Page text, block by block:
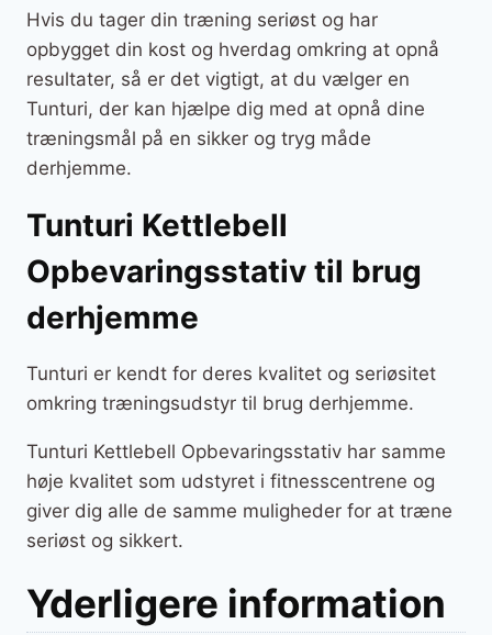
Hvis du tager din træning seriøst og har
opbygget din kost og hverdag omkring at opnå
resultater, så er det vigtigt, at du vælger en
Tunturi, der kan hjælpe dig med at opnå dine
træningsmål på en sikker og tryg måde
derhjemme.
Tunturi Kettlebell
Opbevaringsstativ til brug
derhjemme
Tunturi er kendt for deres kvalitet og seriøsitet
omkring træningsudstyr til brug derhjemme.
Tunturi Kettlebell Opbevaringsstativ har samme
høje kvalitet som udstyret i fitnesscentrene og
giver dig alle de samme muligheder for at træne
seriøst og sikkert.
Yderligere information